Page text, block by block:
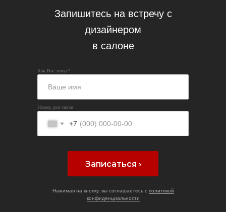
Как Вас зовут?
Номер для связи:
+7
Записаться ›
Запишитесь на встречу с
дизайнером
в салоне
Нажимая на кнопку, вы соглашаетесь с политикой
конфиденциальности